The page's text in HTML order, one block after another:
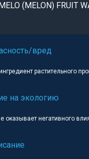
(MELON) FRUIT
вред
растительного
на экологию
оказывает негативного